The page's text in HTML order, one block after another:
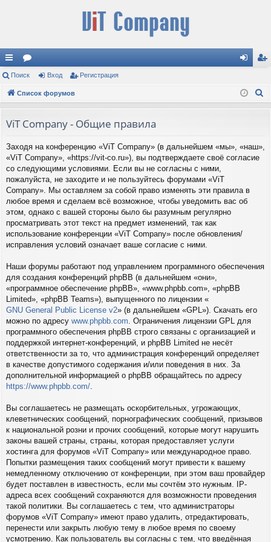
с
ы
и
ор
ум д ис
ия
Поиск Вход Регистрация
Список форумов
ViT Company - Общие правила
Заходя на конференцию «ViT Company» (в дальнейшем «мы», «наш»,
«ViT Company», «https://vit-co.ru»), вы подтверждаете своё согласие
со следующими условиями. Если вы не согласны с ними,
пожалуйста, не заходите и не пользуйтесь форумами «ViT
Company». Мы оставляем за собой право изменять эти правила в
любое время и сделаем всё возможное, чтобы уведомить вас об
этом, однако с вашей стороны было бы разумным регулярно
просматривать этот текст на предмет изменений, так как
использование конференции «ViT Company» после обновления/
исправления условий означает ваше согласие с ними.
Наши форумы работают под управлением программного обеспечения
для создания конференций phpBB (в дальнейшем «они»,
«программное обеспечение phpBB», «www.phpbb.com», «phpBB
Limited», «phpBB Teams»), выпущенного по лицензии «
GNU General Public License v2» (в дальнейшем «GPL»). Скачать его
можно по адресу www.phpbb.com . Ограничения лицензии GPL для
программного обеспечения phpBB строго связаны с организацией и
поддержкой интернет-конференций, и phpBB Limited не несёт
ответственности за то, что администрация конференций определяет
в качестве допустимого содержания и/или поведения в них. За
дополнительной информацией о phpBB обращайтесь по адресу
https://www.phpbb.com/
Вы соглашаетесь не размещать оскорбительных, угрожающих,
клеветнических сообщений, порнографических сообщений, призывов
к национальной розни и прочих сообщений, которые могут нарушить
законы вашей страны, страны, которая предоставляет услуги
хостинга для форумов «ViT Company» или международное право.
Попытки размещения таких сообщений могут привести к вашему
немедленному отключению от конференции, при этом ваш провайдер
будет поставлен в известность, если мы сочтём это нужным. IP-
адреса всех сообщений сохраняются для возможности проведения
такой политики. Вы соглашаетесь с тем, что администраторы
форумов «ViT Company» имеют право удалить, отредактировать,
перенести или закрыть любую тему в любое время по своему
усмотрению. Как пользователь вы согласны с тем, что введённая